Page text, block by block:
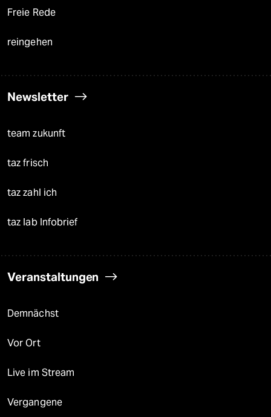
Freie Rede
reingehen
Newsletter
team zukunft
taz frisch
taz zahl ich
taz lab Infobrief
Veranstaltungen
Demnächst
Vor Ort
Live im Stream
Vergangene